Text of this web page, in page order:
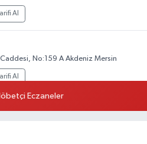
Al
No:159 A Akdeniz Mersin
Al
Eczaneler